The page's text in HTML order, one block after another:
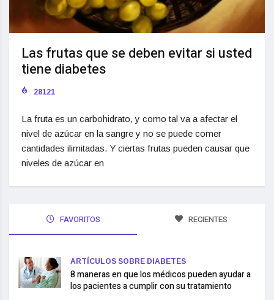
Las frutas que se deben evitar si usted
tiene diabetes
28121
La fruta es un carbohidrato, y como tal va a afectar el
nivel de azúcar en la sangre y no se puede comer
cantidades ilimitadas. Y ciertas frutas pueden causar que
niveles de azúcar en
FAVORITOS RECIENTES
ARTÍCULOS SOBRE DIABETES
8 maneras en que los médicos pueden ayudar a
los pacientes a cumplir con su tratamiento